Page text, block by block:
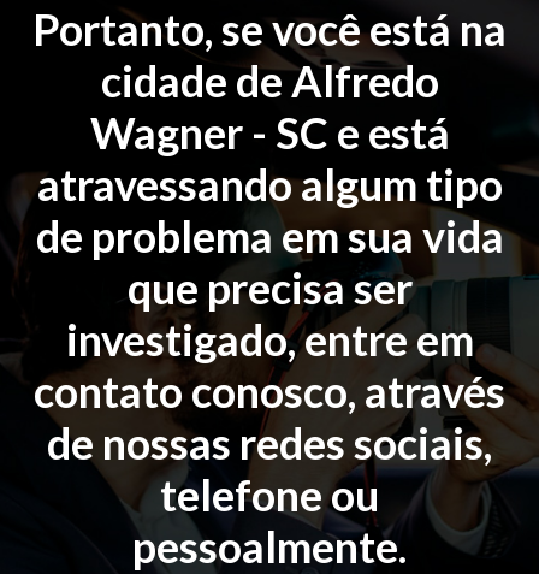
Portanto, se você está na
cidade de Alfredo
Wagner - SC e está
atravessando algum tipo
de problema em sua vida
que precisa ser
investigado, entre em
contato conosco, através
de nossas redes sociais,
telefone ou
pessoalmente.